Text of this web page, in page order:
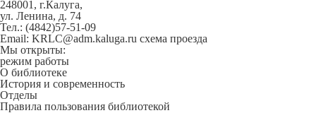
248001, г.Калуга,
ул. Ленина, д. 74
Тел.: (4842)57-51-09
Email: KRLC@adm.kaluga.ru схема проезда
Мы открыты:
режим работы
О библиотеке
История и современность
Отделы
Правила пользования библиотекой